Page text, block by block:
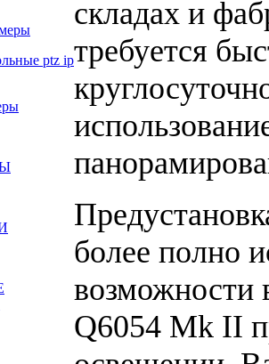
ptz ip
складах и
требуется
более полно
Q6054 Mk II